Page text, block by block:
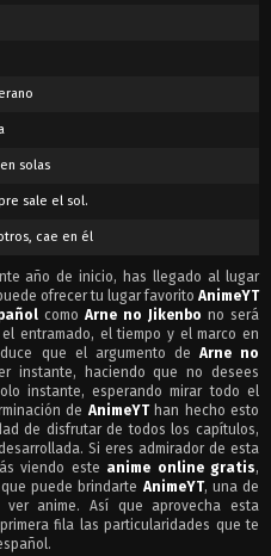
solas
sale el sol.
cae en él
año de inicio, has llegado al lugar
ofrecer tu lugar favorito AnimeYT
como Arne no Jikenbo no será
entramado, el tiempo y el marco en
que el argumento de Arne no
instante, haciendo que no desees
instante, esperando mirar todo el
de AnimeYThan hecho esto
de disfrutar de todos los capítulos,
Si eres admirador de esta
viendo este anime online gratis,
puede brindarte AnimeYT, una de
anime. Así que aprovecha esta
fila las particularidades que te